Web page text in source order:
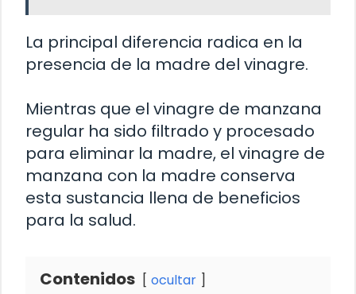
La principal diferencia radica en la
presencia de la madre del vinagre.
Mientras que el vinagre de manzana
regular ha sido filtrado y procesado
para eliminar la madre, el vinagre de
manzana con la madre conserva
esta sustancia llena de beneficios
para la salud.
Contenidos ocultar